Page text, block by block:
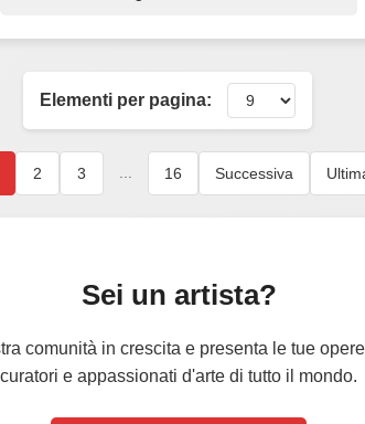
Elementi per pagina:
2 3 16 Successiva
Sei un artista?
comunità in crescita e presenta le tue
curatori e appassionati d'arte di tutto il mondo.